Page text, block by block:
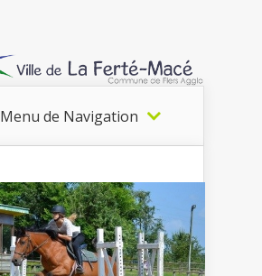
Menu de Navigation